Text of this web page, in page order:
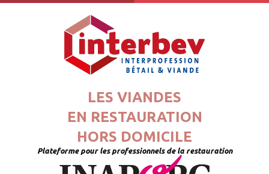
LES VIANDES
EN RESTAURATION
HORS DOMICILE
Plateforme pour les professionnels de la restauration